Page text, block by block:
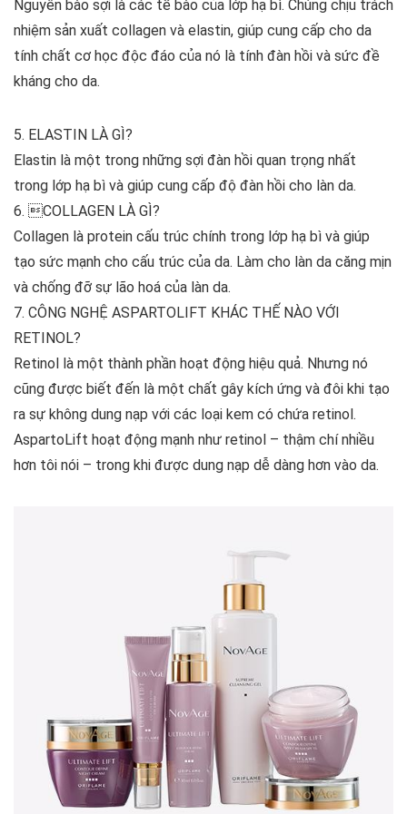
Nguyên bào sợi là các tế bào của lớp hạ bì. Chúng chịu trách
nhiệm sản xuất collagen và elastin, giúp cung cấp cho da
tính chất cơ học độc đáo của nó là tính đàn hồi và sức đề
kháng cho da.
5. ELASTIN LÀ GÌ?
Elastin là một trong những sợi đàn hồi quan trọng nhất
trong lớp hạ bì và giúp cung cấp độ đàn hồi cho làn da.
6. COLLAGEN LÀ GÌ?
Collagen là protein cấu trúc chính trong lớp hạ bì và giúp
tạo sức mạnh cho cấu trúc của da. Làm cho làn da căng mịn
và chống đỡ sự lão hoá của làn da.
7. CÔNG NGHỆ ASPARTOLIFT KHÁC THẾ NÀO VỚI
RETINOL?
Retinol là một thành phần hoạt động hiệu quả. Nhưng nó
cũng được biết đến là một chất gây kích ứng và đôi khi tạo
ra sự không dung nạp với các loại kem có chứa retinol.
AspartoLift hoạt động mạnh như retinol – thậm chí nhiều
hơn tôi nói – trong khi được dung nạp dễ dàng hơn vào da.